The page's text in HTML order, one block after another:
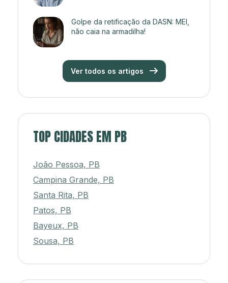
Golpe da retificação da DASN: MEI,
não caia na armadilha!
Ver todos os artigos
TOP CIDADES EM PB
João Pessoa, PB
Campina Grande, PB
Santa Rita, PB
Patos, PB
Bayeux, PB
Sousa, PB